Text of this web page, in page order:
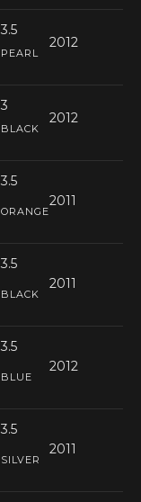
3.5
2012
PEARL
3
2012
BLACK
3.5
2011
ORANGE
3.5
2011
BLACK
3.5
2012
BLUE
3.5
2011
SILVER